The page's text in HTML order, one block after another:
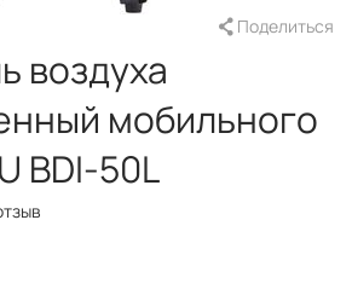
Поделиться
воздуха
мобильного
BDI-50L